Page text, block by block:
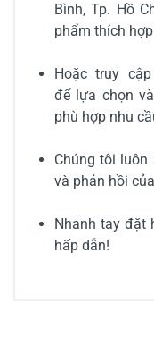
Bình, Tp. Hồ
phẩm thích
Hoặc truy
để lựa chọn
phù hợp nhu
Chúng tôi
và phản hồi
Nhanh tay đặt
hấp dẫn!